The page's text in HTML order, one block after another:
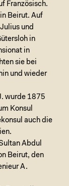
Französisch.
Beirut. Auf
und
in
in
sie bei
und wieder
wurde 1875
Konsul
auch die
Abdul
Beirut, den
A.